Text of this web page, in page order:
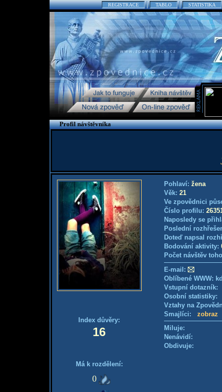
REGISTRACE TABLO STATISTIKA
Profil návštěvníka
Index důvěry:
16
Má k rozdělení:
0
Pohlaví: žena
Věk: 21
Ve zpovědnici
Číslo profilu:
Naposledy se
Poslední
Doteď napsal
Bodování aktivity:
Počet návštěv
E-mail:
Oblíbené WWW:
Vstupní
Osobní
Vztahy na
Smajlíci: zobraz
Miluje:
Nenávidí:
Obdivuje: